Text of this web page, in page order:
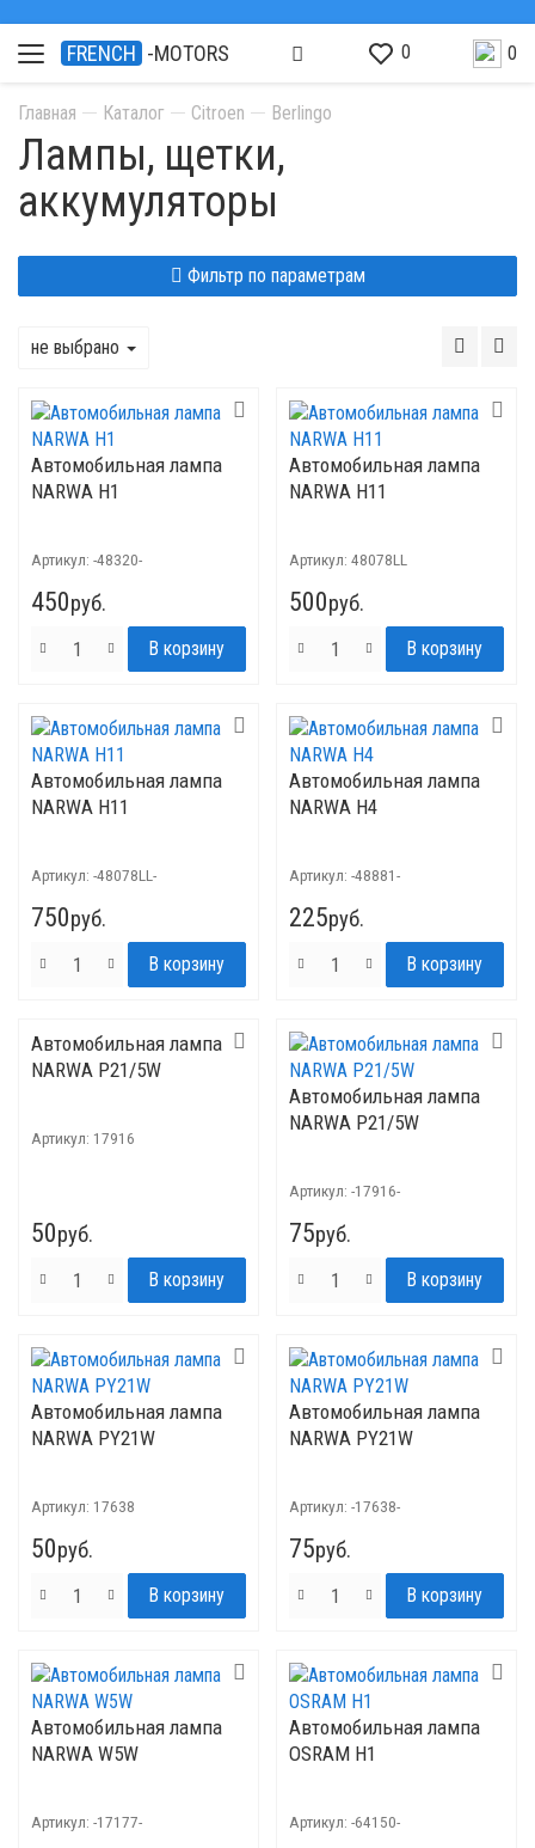
FRENCH -MOTORS 0 0
Главная Каталог Citroen Berlingo
Лампы, щетки,
аккумуляторы
Фильтр по параметрам
не выбрано
Автомобильная лампа
NARWA H1
Артикул: -48320-
450руб.
Автомобильная лампа
NARWA H11
Артикул: 48078LL
500руб.
Автомобильная лампа
NARWA H11
Артикул: -48078LL-
750руб.
Автомобильная лампа
NARWA H4
Артикул: -48881-
225руб.
Автомобильная лампа
NARWA P21/5W
Артикул: 17916
50руб.
Автомобильная лампа
NARWA P21/5W
Артикул: -17916-
75руб.
Автомобильная лампа
NARWA PY21W
Артикул: 17638
50руб.
Автомобильная лампа
NARWA PY21W
Артикул: -17638-
75руб.
Автомобильная лампа
NARWA W5W
Артикул: -17177-
Автомобильная лампа
OSRAM H1
Артикул: -64150-